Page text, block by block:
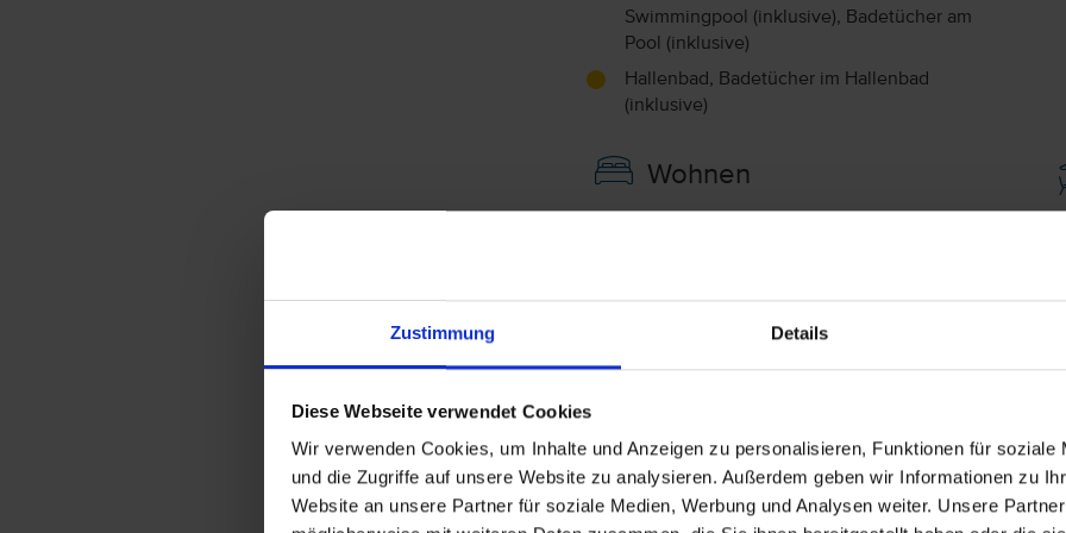
Zustimmung Details
Diese Webseite verwendet Cookies
Wir verwenden Cookies, um Inhalte und Anzeigen zu personalisieren, Funktionen für soziale
und die Zugriffe auf unsere Website zu analysieren. Außerdem geben wir Informationen zu
Website an unsere Partner für soziale Medien, Werbung und Analysen weiter. Unsere
Swimmingpool (inklusive), Badetücher am
Pool (inklusive)
Hallenbad, Badetücher im Hallenbad
(inklusive)
Wohnen
Bad oder Dusche und WC
Doppelzimmer Meerseite (DZ)
Bay View
Bay View